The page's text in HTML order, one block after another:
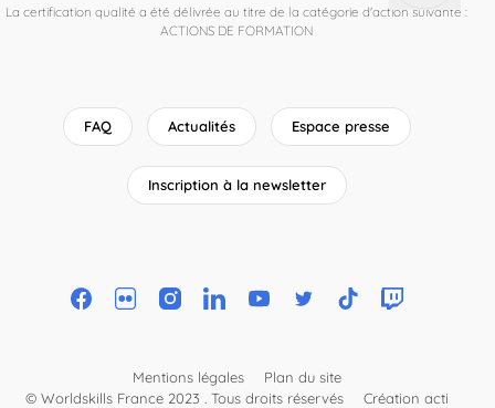
La certification qualité a été délivrée au titre de la catégorie d'action suivante :
ACTIONS DE FORMATION
FAQ Actualités Espace presse
Inscription à la newsletter
Mentions légales
Plan du site
© Worldskills France 2023 . Tous droits réservés
Création acti